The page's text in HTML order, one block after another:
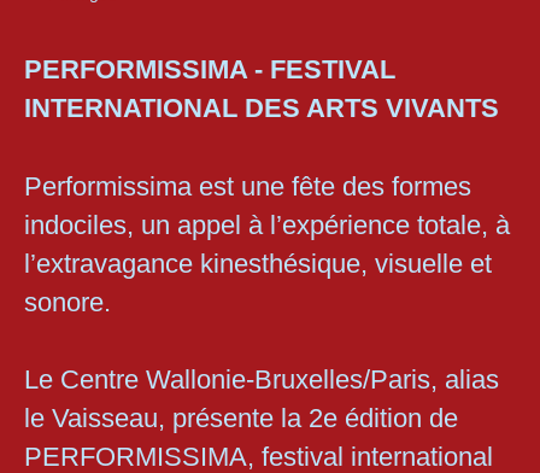
PERFORMISSIMA - FESTIVAL
INTERNATIONAL DES ARTS VIVANTS
Performissima est une fête des formes
indociles, un appel à l’expérience totale, à
l’extravagance kinesthésique, visuelle et
sonore.
Le Centre Wallonie-Bruxelles/Paris, alias
le Vaisseau, présente la 2e édition de
PERFORMISSIMA, festival international